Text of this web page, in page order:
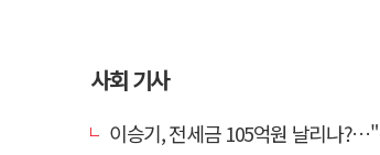
사회 기사
이승기, 전세금 105억원 날리나?…"구속